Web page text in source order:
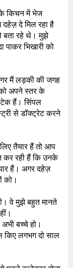
किचन में भेज
दे मिल रहा है
बता रहे थे। मुझे
भिखारी को
मैं लड़की की जगह
को अपने स्तर के
हैं। सिंपल
से डॉक्ट्रेट करने
तैयार हैं तो आप
कर रही हैं कि उनके
हैं। अगर दहेज़
को।
वे मुझे बहुत मानते
बच्चे हो।
किए लगभग दो साल